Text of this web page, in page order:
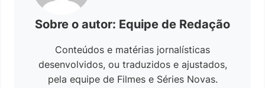
Sobre o autor: Equipe de Redação
Conteúdos e matérias jornalísticas
desenvolvidos, ou traduzidos e ajustados,
pela equipe de Filmes e Séries Novas.